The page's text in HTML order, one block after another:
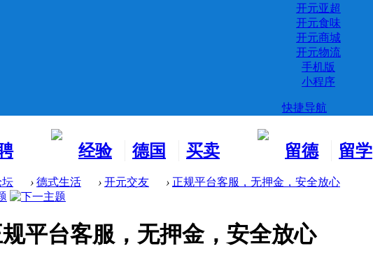
开元亚超
开元食味
开元商城
开元物流
手机版
小程序
快捷导航
经验
德国
买卖
留德
新生
留学
坛 › 德式生活 › 开元交友 › 正规平台客服，无押金，安全放心
平台客服，无押金，安全放心